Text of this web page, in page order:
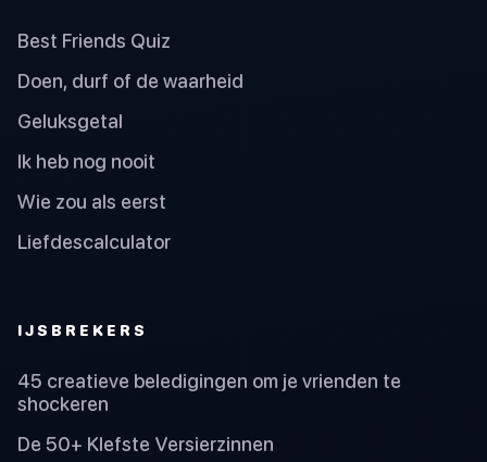
Best Friends Quiz
Doen, durf of de waarheid
Geluksgetal
Ik heb nog nooit
Wie zou als eerst
Liefdescalculator
IJSBREKERS
45 creatieve beledigingen om je vrienden te
shockeren
De 50+ Klefste Versierzinnen